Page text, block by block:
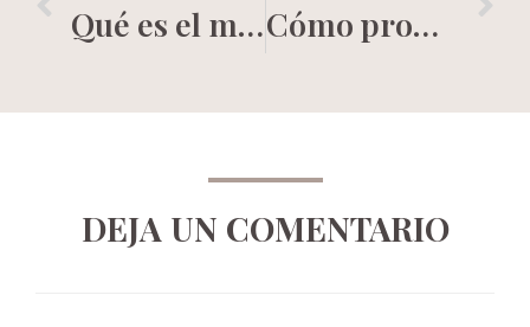
Qué es el marketing de contenidos Cómo promocionar tu trabajo
DEJA UN COMENTARIO